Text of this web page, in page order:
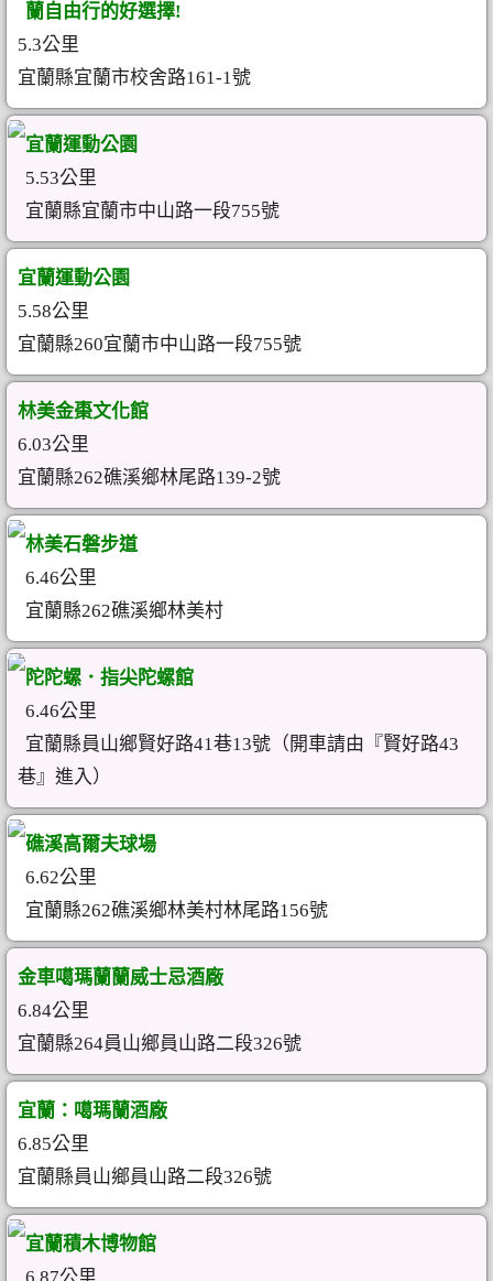
蘭自由行的好選擇!
5.3公里
宜蘭縣宜蘭市校舍路161-1號
宜蘭運動公園
5.53公里
宜蘭縣宜蘭市中山路一段755號
宜蘭運動公園
5.58公里
宜蘭縣260宜蘭市中山路一段755號
林美金棗文化館
6.03公里
宜蘭縣262礁溪鄉林尾路139-2號
林美石磐步道
6.46公里
宜蘭縣262礁溪鄉林美村
陀陀螺．指尖陀螺館
6.46公里
宜蘭縣員山鄉賢好路41巷13號（開車請由『賢好路43
巷』進入）
礁溪高爾夫球場
6.62公里
宜蘭縣262礁溪鄉林美村林尾路156號
金車噶瑪蘭蘭威士忌酒廠
6.84公里
宜蘭縣264員山鄉員山路二段326號
宜蘭：噶瑪蘭酒廠
6.85公里
宜蘭縣員山鄉員山路二段326號
宜蘭積木博物館